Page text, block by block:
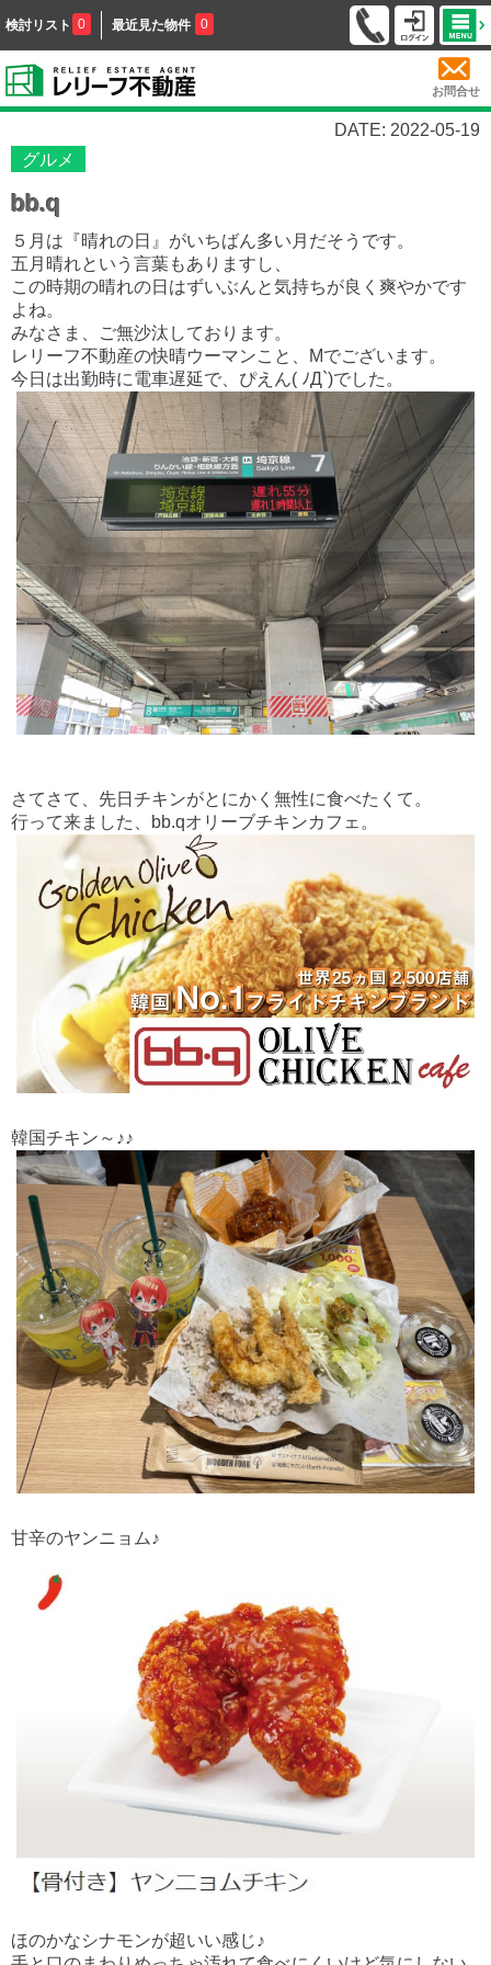
検討リスト 0 最近見た物件 0
お問合せ
DATE: 2022-05-19
グルメ
bb.q
５月は『晴れの日』がいちばん多い月だそうです。
五月晴れという言葉もありますし、
この時期の晴れの日はずいぶんと気持ちが良く爽やかです
よね。
みなさま、ご無沙汰しております。
レリーフ不動産の快晴ウーマンこと、Mでございます。
今日は出勤時に電車遅延で、ぴえん( ﾉД`)でした。
さてさて、先日チキンがとにかく無性に食べたくて。
行って来ました、bb.qオリーブチキンカフェ。
韓国チキン～♪♪
甘辛のヤンニョム♪
ほのかなシナモンが超いい感じ♪